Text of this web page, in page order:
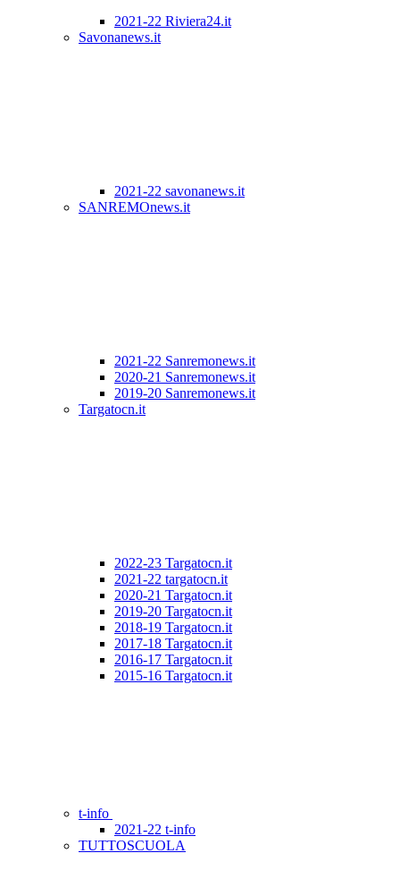
2021-22 Riviera24.it
Savonanews.it
2021-22 savonanews.it
SANREMOnews.it
2021-22 Sanremonews.it
2020-21 Sanremonews.it
2019-20 Sanremonews.it
Targatocn.it
2022-23 Targatocn.it
2021-22 targatocn.it
2020-21 Targatocn.it
2019-20 Targatocn.it
2018-19 Targatocn.it
2017-18 Targatocn.it
2016-17 Targatocn.it
2015-16 Targatocn.it
t-info
2021-22 t-info
TUTTOSCUOLA